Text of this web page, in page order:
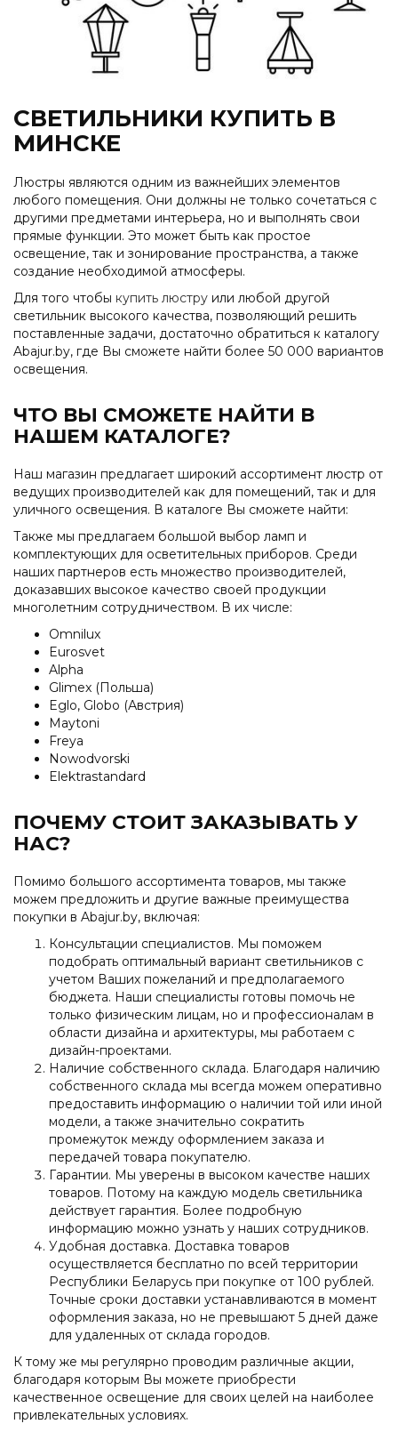
СВЕТИЛЬНИКИ КУПИТЬ В
МИНСКЕ
Люстры являются одним из важнейших элементов
любого помещения. Они должны не только сочетаться с
другими предметами интерьера, но и выполнять свои
прямые функции. Это может быть как простое
освещение, так и зонирование пространства, а также
создание необходимой атмосферы.
Для того чтобы купить люстру или любой другой
светильник высокого качества, позволяющий решить
поставленные задачи, достаточно обратиться к каталогу
Abajur.by, где Вы сможете найти более 50 000 вариантов
освещения.
ЧТО ВЫ СМОЖЕТЕ НАЙТИ В
НАШЕМ КАТАЛОГЕ?
Наш магазин предлагает широкий ассортимент люстр от
ведущих производителей как для помещений, так и для
уличного освещения. В каталоге Вы сможете найти:
Также мы предлагаем большой выбор ламп и
комплектующих для осветительных приборов. Среди
наших партнеров есть множество производителей,
доказавших высокое качество своей продукции
многолетним сотрудничеством. В их числе:
Omnilux
Eurosvet
Alpha
Glimex (Польша)
Eglo, Globo (Австрия)
Maytoni
Freya
Nowodvorski
Elektrastandard
ПОЧЕМУ СТОИТ ЗАКАЗЫВАТЬ У
НАС?
Помимо большого ассортимента товаров, мы также
можем предложить и другие важные преимущества
покупки в Abajur.by, включая:
Консультации специалистов. Мы поможем
подобрать оптимальный вариант светильников с
учетом Ваших пожеланий и предполагаемого
бюджета. Наши специалисты готовы помочь не
только физическим лицам, но и профессионалам в
области дизайна и архитектуры, мы работаем с
дизайн-проектами.
Наличие собственного склада. Благодаря наличию
собственного склада мы всегда можем оперативно
предоставить информацию о наличии той или иной
модели, а также значительно сократить
промежуток между оформлением заказа и
передачей товара покупателю.
Гарантии. Мы уверены в высоком качестве наших
товаров. Потому на каждую модель светильника
действует гарантия. Более подробную
информацию можно узнать у наших сотрудников.
Удобная доставка. Доставка товаров
осуществляется бесплатно по всей территории
Республики Беларусь при покупке от 100 рублей.
Точные сроки доставки устанавливаются в момент
оформления заказа, но не превышают 5 дней даже
для удаленных от склада городов.
К тому же мы регулярно проводим различные акции,
благодаря которым Вы можете приобрести
качественное освещение для своих целей на наиболее
привлекательных условиях.